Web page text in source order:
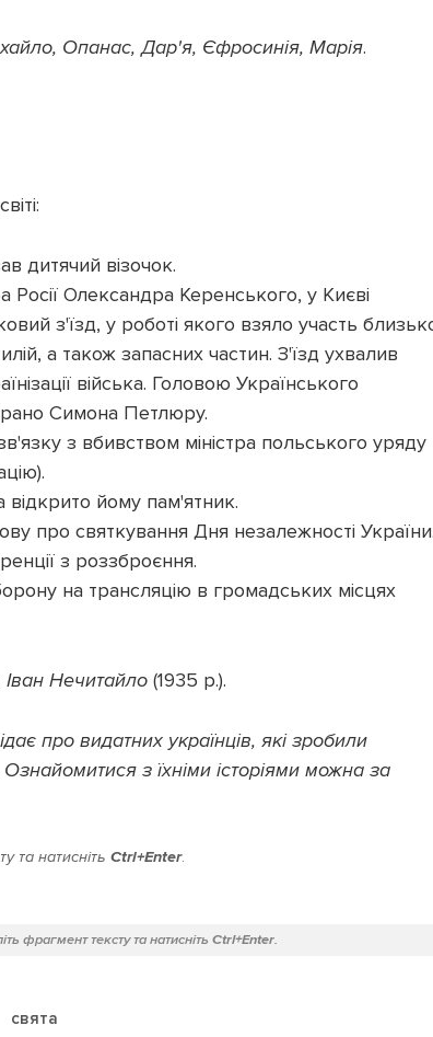
Опанас, Дар'я, Єфросинія, Марія.
дитячий візочок.
Росії Олександра Керенського, у Києві
з'їзд, у роботі якого взяло участь
а також запасних частин. З'їзд ухвалив
війська. Головою Українського
Симона Петлюру.
з вбивством міністра польського уряду
йому пам'ятник.
про святкування Дня незалежності
з роззброєння.
на трансляцію в громадських місцях
Іван Нечитайло (1935 р.).
про видатних українців, які зробили
з їхніми історіями можна за
та натисніть Ctrl+Enter.
фрагмент тексту та натисніть Ctrl+Enter.
свята